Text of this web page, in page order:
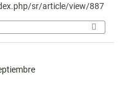
sr/article/view/887